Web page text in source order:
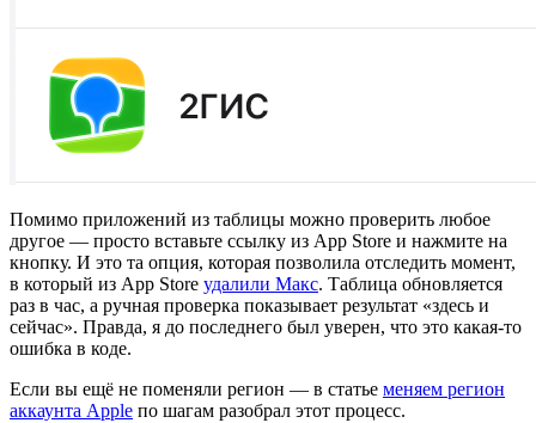
Помимо приложений из таблицы можно проверить любое
другое — просто вставьте ссылку из App Store и нажмите на
кнопку. И это та опция, которая позволила отследить момент,
в который из App Store удалили Макс. Таблица обновляется
раз в час, а ручная проверка показывает результат «здесь и
сейчас». Правда, я до последнего был уверен, что это какая-то
ошибка в коде.
Если вы ещё не поменяли регион — в статье меняем регион
аккаунта Apple по шагам разобрал этот процесс.